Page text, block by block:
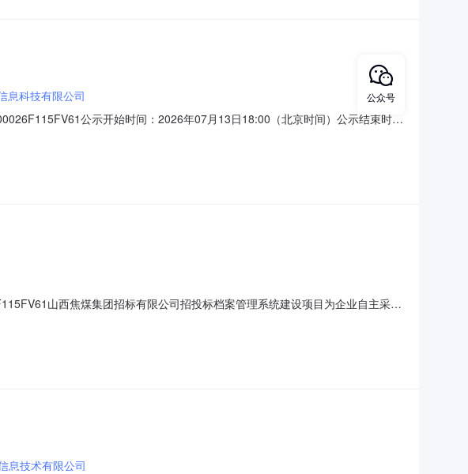
息科技有限公司
公示开始时间：2026年07月13日18:00（北京时间）公示结束时
山西祥耘科技有限责任公司二、提出异议的渠道和方式对本公示有异议者请在
山西焦煤集团招标有限公司招投标档案管理系统建设项目为企业自主采购
构：山西焦煤集团招标有限公司。1.4采购项目资金落实情况：已落实。1.5采
息技术有限公司
公众号